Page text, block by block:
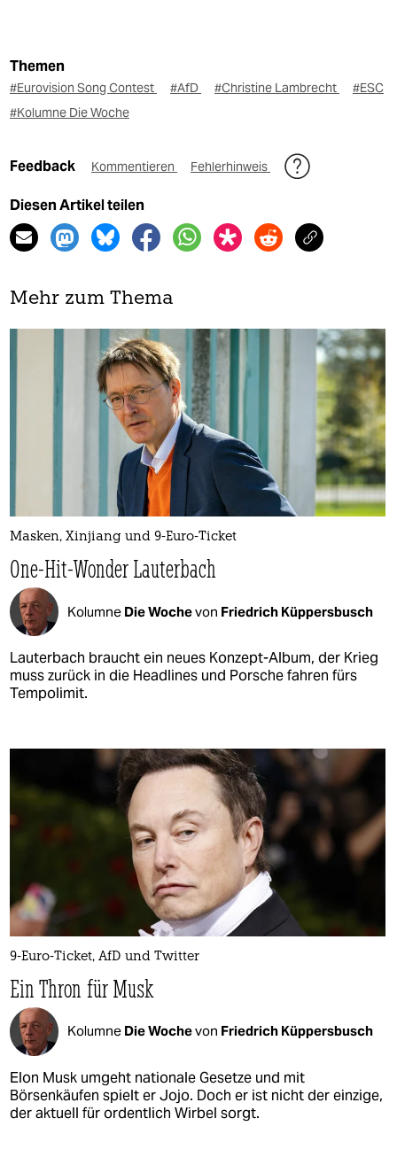
Themen
#Eurovision Song Contest #AfD #Christine Lambrecht
#ESC
#Kolumne Die Woche
Feedback Kommentieren Fehlerhinweis
Diesen Artikel teilen
Mehr zum Thema
Masken, Xinjiang und 9-Euro-Ticket
One-Hit-Wonder Lauterbach
Kolumne Die Wochevon Friedrich Küppersbusch
Lauterbach braucht ein neues Konzept-Album, der Krieg
muss zurück in die Headlines und Porsche fahren fürs
Tempolimit.
9-Euro-Ticket, AfD und Twitter
Ein Thron für Musk
Kolumne Die Wochevon Friedrich Küppersbusch
Elon Musk umgeht nationale Gesetze und mit
Börsenkäufen spielt er Jojo. Doch er ist nicht der einzige,
der aktuell für ordentlich Wirbel sorgt.